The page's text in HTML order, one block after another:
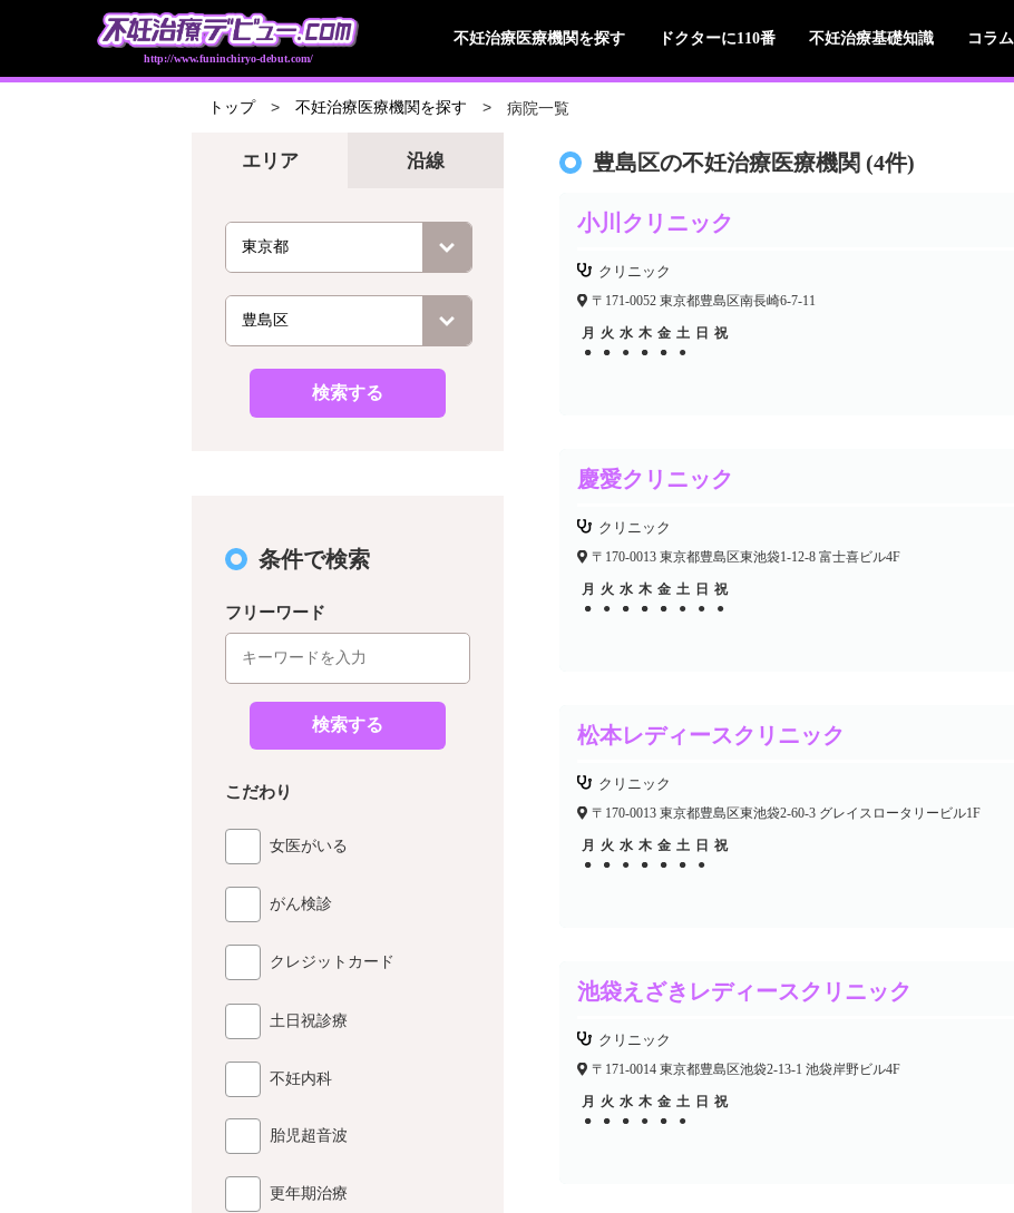
http://www.funinchiryo-debut.com/
不妊治療医療機関を探す ドクターに110番 不妊治療基礎知識 コラム
トップ 不妊治療医療機関を探す 病院一覧
エリア
検索する
沿線
条件で検索
フリーワード
検索する
こだわり
女医がいる
がん検診
クレジットカード
土日祝診療
不妊内科
胎児超音波
更年期治療
豊島区の不妊治療医療機関 (4件)
小川クリニック
クリニック
〒171-0052 東京都豊島区南長崎6-7-11
月 火 水 木 金 土 日 祝
●
● ● ● ● ●
● ● ● ●
慶愛クリニック
クリニック
〒170-0013 東京都豊島区東池袋1-12-8 富士喜ビル4F
月 火 水 木 金 土 日 祝
●
● ● ●
● ● ●
●
● ● ●
●
松本レディースクリニック
クリニック
〒170-0013 東京都豊島区東池袋2-60-3 グレイスロータリービル1F
月 火 水 木 金 土 日 祝
●
● ● ● ●
● ● ● ● ● ●
●
池袋えざきレディースクリニック
クリニック
〒171-0014 東京都豊島区池袋2-13-1 池袋岸野ビル4F
月 火 水 木 金 土 日 祝
●
● ● ● ● ●
● ● ● ●